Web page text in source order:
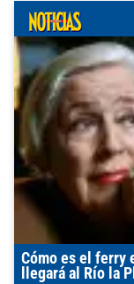
Cómo es el ferry
llegará al Río la